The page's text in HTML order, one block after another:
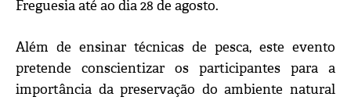
Freguesia até ao dia 28 de agosto.
Além de ensinar técnicas de pesca, este evento
pretende conscientizar os participantes para a
importância da preservação do ambiente natural